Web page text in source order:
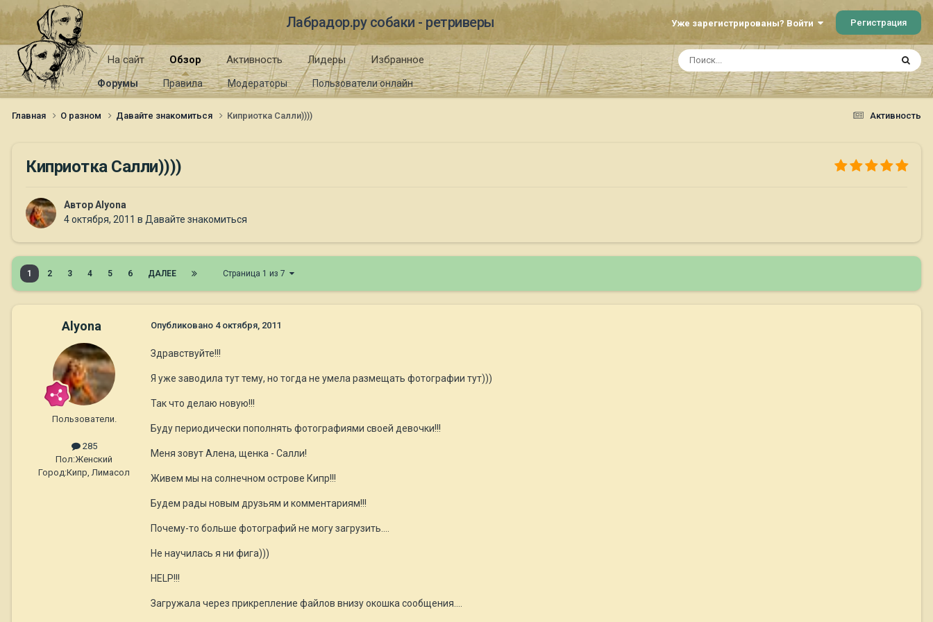
Лабрадор.ру собаки - ретриверы Уже зарегистрированы? Войти Регистрация
На сайт Обзор
Форумы Правила Модераторы Пользователи онлайн
Активность Лидеры Избранное
Активность
Главная О разном Давайте знакомиться Киприотка Салли))))
Киприотка Салли))))
АвторAlyona
4 октября, 2011 в Давайте знакомиться
1 2 3 4 5 6 ДАЛЕЕ Страница 1 из 7
Alyona
Пользователи.
285
Пол:Женский
Город:Кипр, Лимасол
Опубликовано 4 октября, 2011
Здравствуйте!!!
Я уже заводила тут тему, но тогда не умела размещать фотографии тут)))
Так что делаю новую!!!
Буду периодически пополнять фотографиями своей девочки!!!
Меня зовут Алена, щенка - Салли!
Живем мы на солнечном острове Кипр!!!
Будем рады новым друзьям и комментариям!!!
Почему-то больше фотографий не могу загрузить....
Не научилась я ни фига)))
HELP!!!
Загружала через прикрепление файлов внизу окошка сообщения....